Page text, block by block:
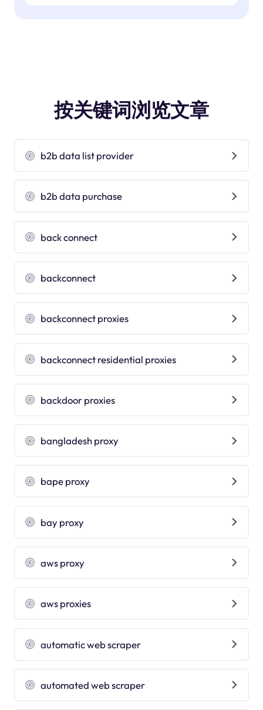
按关键词浏览文章
b2b data list provider
b2b data purchase
back connect
backconnect
backconnect proxies
backconnect residential proxies
backdoor proxies
bangladesh proxy
bape proxy
bay proxy
aws proxy
aws proxies
automatic web scraper
automated web scraper